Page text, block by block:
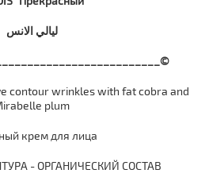
ليالي الانس
contour wrinkles with fat cobra and
plum
крем для лица
- ОРГАНИЧЕСКИЙ СОСТАВ